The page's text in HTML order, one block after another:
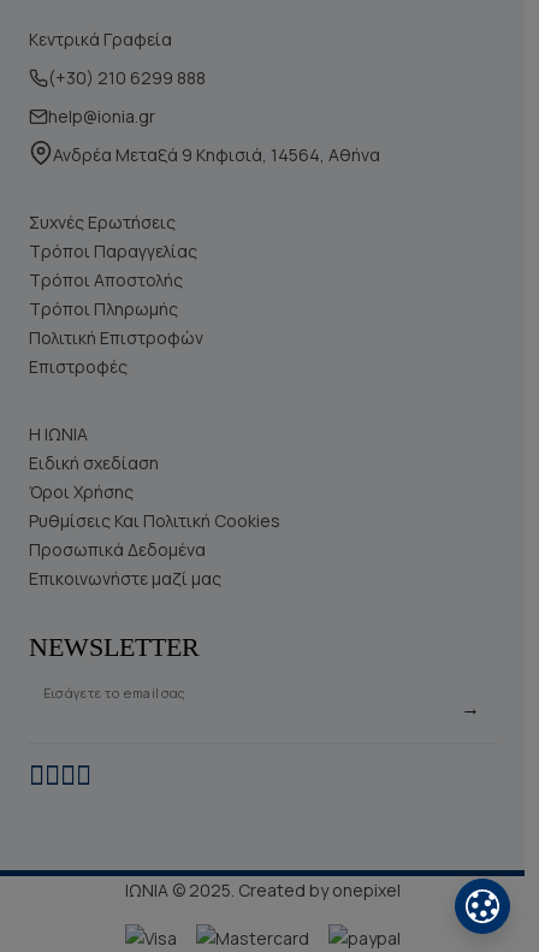
Κεντρικά Γραφεία
(+30) 210 6299 888
help@ionia.gr
Ανδρέα Μεταξά 9 Κηφισιά, 14564, Αθήνα
Συχνές Ερωτήσεις
Τρόποι Παραγγελίας
Τρόποι Αποστολής
Τρόποι Πληρωμής
Πολιτική Επιστροφών
Επιστροφές
Η ΙΩΝΙΑ
Ειδική σχεδίαση
Όροι Χρήσης
Ρυθμίσεις Και Πολιτική Cookies
Προσωπικά Δεδομένα
Επικοινωνήστε μαζί μας
NEWSLETTER
Εισάγετε το email σας
→
ΙΩΝΙΑ © 2025. Created byonepixel